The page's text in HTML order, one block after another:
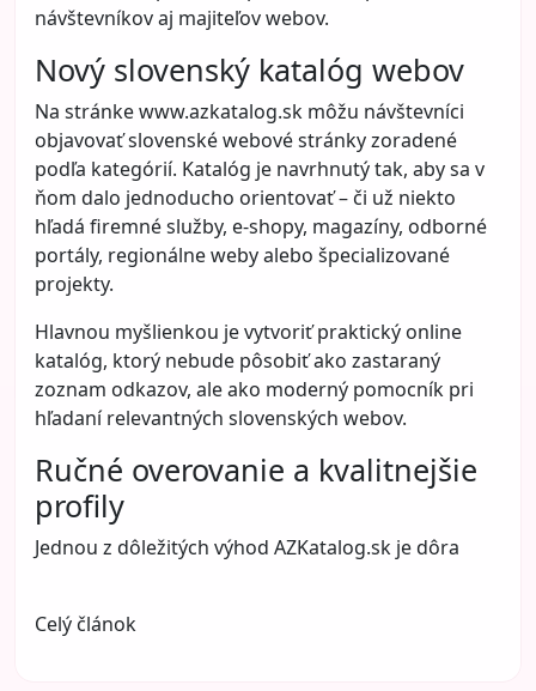
návštevníkov aj majiteľov webov.
Nový slovenský katalóg webov
Na stránkewww.azkatalog.sk môžu návštevníci
objavovať slovenské webové stránky zoradené
podľa kategórií. Katalóg je navrhnutý tak, aby sa v
ňom dalo jednoducho orientovať – či už niekto
hľadá firemné služby, e-shopy, magazíny, odborné
portály, regionálne weby alebo špecializované
projekty.
Hlavnou myšlienkou je vytvoriť praktický online
katalóg, ktorý nebude pôsobiť ako zastaraný
zoznam odkazov, ale ako moderný pomocník pri
hľadaní relevantných slovenských webov.
Ručné overovanie a kvalitnejšie
profily
Jednou z dôležitých výhod AZKatalog.sk je dôra
Celý článok